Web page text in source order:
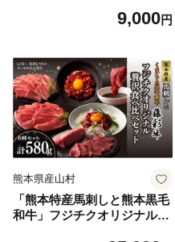
本肥育 冷凍 生食用 肉 馬刺し
9,000円
熊本県産山村
「熊本特産馬刺しと熊本黒毛
和牛」フジチクオリジナル贅